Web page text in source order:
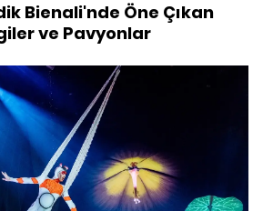
Bienali'nde Öne Çıkan
ve Pavyonlar